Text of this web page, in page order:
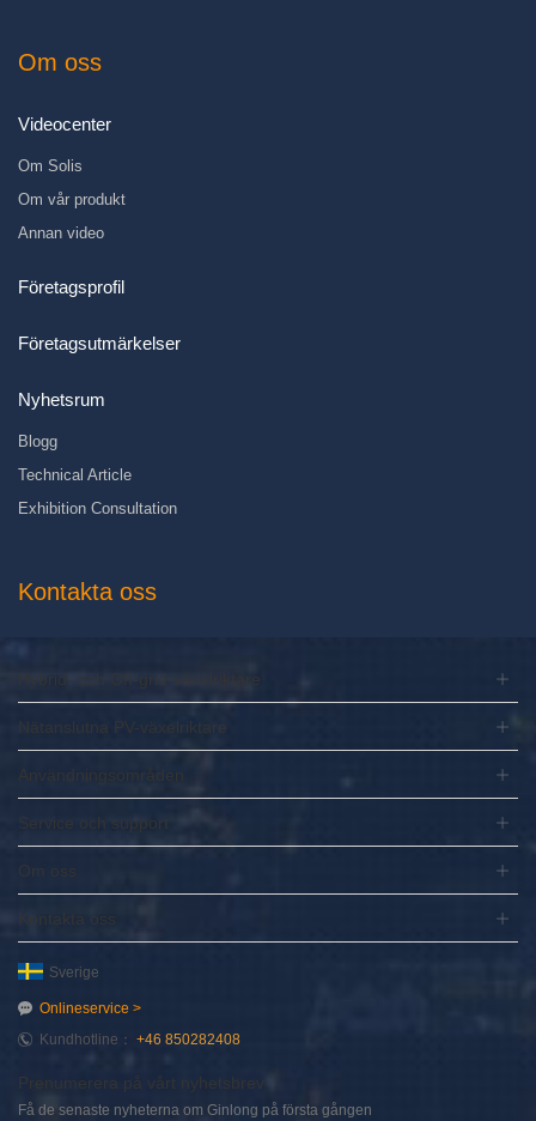
Om oss
Videocenter
Om Solis
Om vår produkt
Annan video
Företagsprofil
Företagsutmärkelser
Nyhetsrum
Blogg
Technical Article
Exhibition Consultation
Kontakta oss
Hybrid- och Off-grid-växelriktare
Nätanslutna PV-växelriktare
Användningsområden
Service och support
Om oss
Sverige
Onlineservice >
Kundhotline： +46 850282408
Prenumerera på vårt nyhetsbrev
Få de senaste nyheterna om Ginlong på första gången